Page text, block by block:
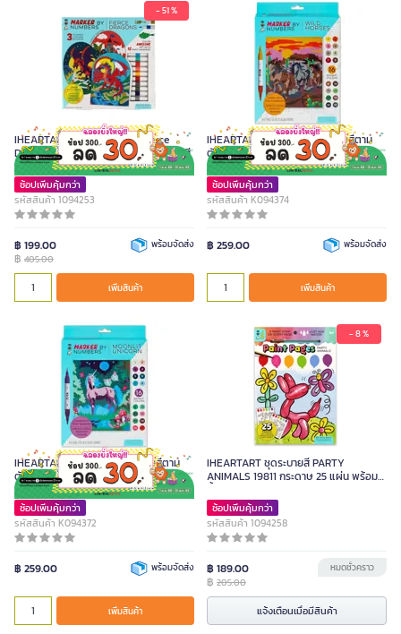
- 51 %
IHEARTART ชุดผ้าใบระบายสี Fierce
Dragons รุ่น 9302 พร้อมปากกาสีน้ำ 12 สี
ช้อปเพิ่มคุ้มกว่า
รหัสสินค้า 1094253
฿ 199.00
฿ 405.00
พร้อมจัดส่ง
เพิ่มสินค้า
IHEARTART ชุดเฟรมผ้าใบระบายสีตาม
ตัวเลข ลาย WILD HORSES รุ่น 9205M
ขนาด 8 x 10 นิ้ว
ช้อปเพิ่มคุ้มกว่า
รหัสสินค้า K094374
฿ 259.00 พร้อมจัดส่ง
เพิ่มสินค้า
IHEARTART ชุดเฟรมผ้าใบระบายสีตาม
ตัวเลข ลาย MOONLIT UNICORN รุ่น
9201M ขนาด 8 x 10 นิ้ว
ช้อปเพิ่มคุ้มกว่า
รหัสสินค้า K094372
฿ 259.00 พร้อมจัดส่ง
เพิ่มสินค้า
- 8 %
IHEARTART ชุดระบายสี PARTY
ANIMALS 19811 กระดาษ 25 แผ่น พร้อมสี
ช้อปเพิ่มคุ้มกว่า
รหัสสินค้า 1094258
฿ 189.00
฿ 205.00
หมดชั่วคราว
แจ้งเตือนเมื่อมีสินค้า